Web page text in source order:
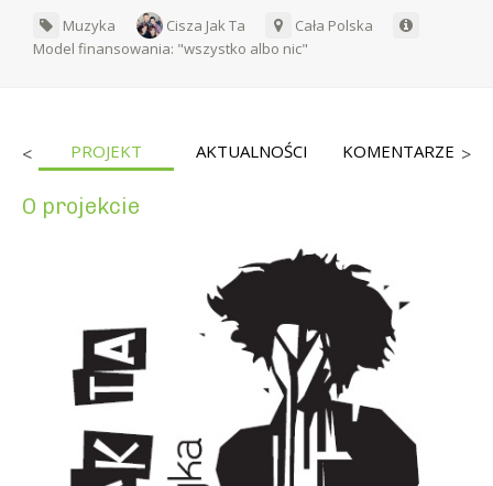
Muzyka Cisza Jak Ta
Cała Polska
Model finansowania: "wszystko albo nic"
< PROJEKT AKTUALNOŚCI KOMENTARZE >
O projekcie